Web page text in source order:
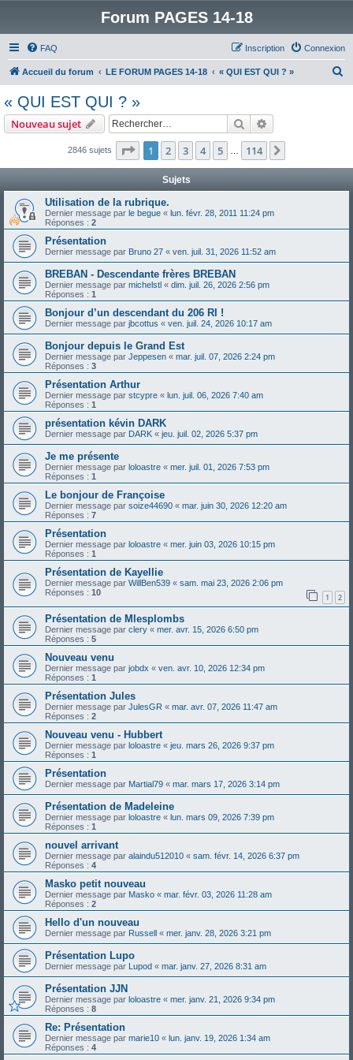
Forum PAGES 14-18
FAQ Connexion
Inscription
Accueil du forum LE FORUM PAGES 14-18 « QUI EST QUI ? »
« QUI EST QUI ? »
Nouveau sujet Rechercher
2846 sujets Page 1sur114
1 2 3 4 5 114
Sujets
Utilisation de la rubrique.
Dernier message par le begue « lun. févr. 28, 2011 11:24 pm
Réponses : 2
Présentation
Dernier message par Bruno 27 « ven. juil. 31, 2026 11:52 am
BREBAN - Descendante frères BREBAN
Dernier message par michelstl « dim. juil. 26, 2026 2:56 pm
Réponses : 1
Bonjour d’un descendant du 206 RI !
Dernier message par jbcottus « ven. juil. 24, 2026 10:17 am
Bonjour depuis le Grand Est
Dernier message par Jeppesen « mar. juil. 07, 2026 2:24 pm
Réponses : 3
Présentation Arthur
Dernier message par stcypre « lun. juil. 06, 2026 7:40 am
Réponses : 1
présentation kévin DARK
Dernier message par DARK « jeu. juil. 02, 2026 5:37 pm
Je me présente
Dernier message par loloastre « mer. juil. 01, 2026 7:53 pm
Réponses : 1
Le bonjour de Françoise
Dernier message par soize44690 « mar. juin 30, 2026 12:20 am
Réponses : 7
Présentation
Dernier message par loloastre « mer. juin 03, 2026 10:15 pm
Réponses : 1
Présentation de Kayellie
Dernier message par WillBen539 « sam. mai 23, 2026 2:06 pm
Réponses : 10 1 2
Présentation de Mlesplombs
Dernier message par clery « mer. avr. 15, 2026 6:50 pm
Réponses : 5
Nouveau venu
Dernier message par jobdx « ven. avr. 10, 2026 12:34 pm
Réponses : 1
Présentation Jules
Dernier message par JulesGR « mar. avr. 07, 2026 11:47 am
Réponses : 2
Nouveau venu - Hubbert
Dernier message par loloastre « jeu. mars 26, 2026 9:37 pm
Réponses : 1
Présentation
Dernier message par Martial79 « mar. mars 17, 2026 3:14 pm
Présentation de Madeleine
Dernier message par loloastre « lun. mars 09, 2026 7:39 pm
Réponses : 1
nouvel arrivant
Dernier message par alaindu512010 « sam. févr. 14, 2026 6:37 pm
Réponses : 4
Masko petit nouveau
Dernier message par Masko « mar. févr. 03, 2026 11:28 am
Réponses : 2
Hello d'un nouveau
Dernier message par Russell « mer. janv. 28, 2026 3:21 pm
Présentation Lupo
Dernier message par Lupod « mar. janv. 27, 2026 8:31 am
Présentation JJN
Dernier message par loloastre « mer. janv. 21, 2026 9:34 pm
Réponses : 8
Re: Présentation
Dernier message par marie10 « lun. janv. 19, 2026 1:34 am
Réponses : 4